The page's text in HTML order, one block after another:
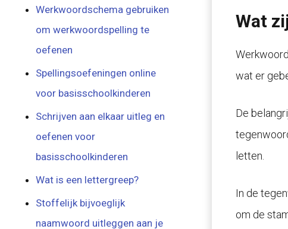
Wat
wat er
De
letten.
In de
om de
Werkwoordschema gebruiken
om werkwoordspelling te
oefenen
Spellingsoefeningen online
voor basisschoolkinderen
Schrijven aan elkaar uitleg en
oefenen voor
basisschoolkinderen
Wat is een lettergreep?
Stoffelijk bijvoeglijk
naamwoord uitleggen aan je